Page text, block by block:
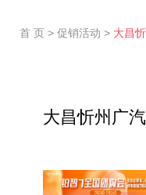
首 页> 促销活动 > 大昌
大昌忻州广